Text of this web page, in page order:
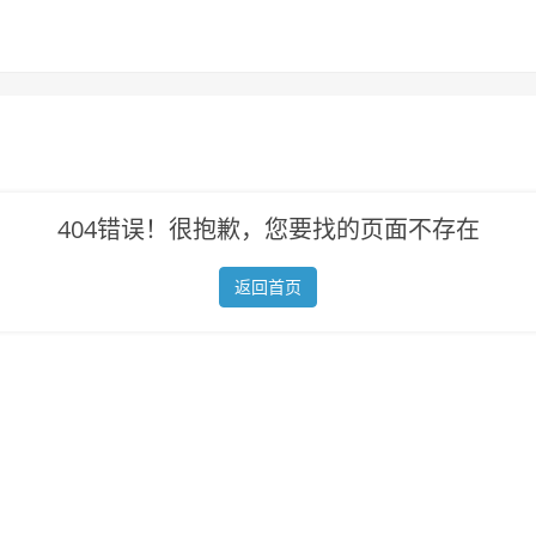
404错误！很抱歉，您要找的页面不存在
返回首页